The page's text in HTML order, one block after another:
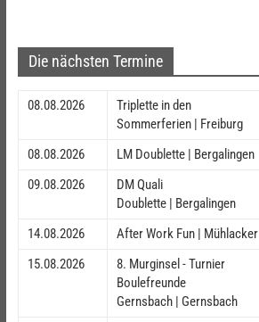
Die nächsten Termine
08.08.2026
Triplette in den
Sommerferien | Freiburg
08.08.2026
LM Doublette | Bergalingen
09.08.2026
DM Quali
Doublette | Bergalingen
14.08.2026
After Work Fun | Mühlacker
15.08.2026
8. Murginsel - Turnier
Boulefreunde
Gernsbach | Gernsbach